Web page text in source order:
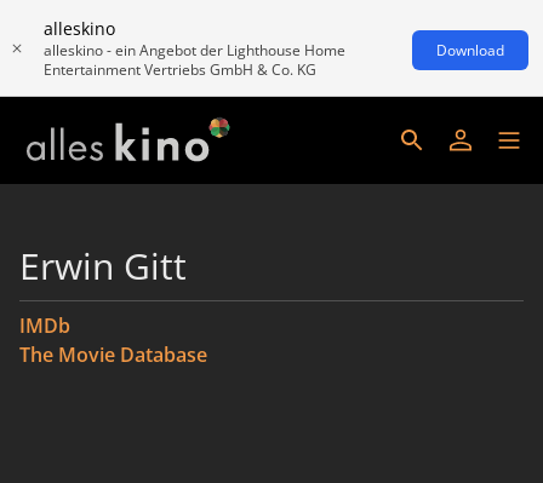
alleskino
alleskino - ein Angebot der Lighthouse Home
Entertainment Vertriebs GmbH & Co. KG
Download
Erwin Gitt
IMDb
The Movie Database